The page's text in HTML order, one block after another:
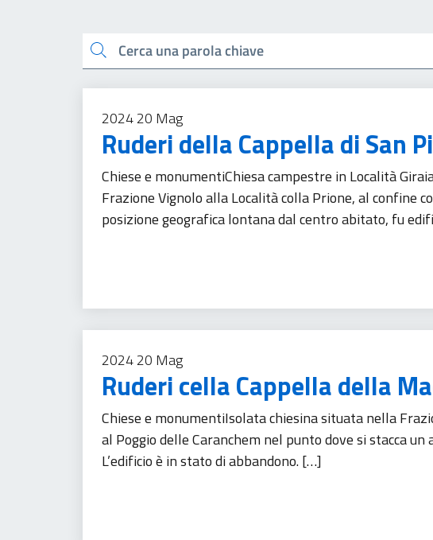
Cerca una parola chiave
202420 Mag
Ruderi della Cappella di San
Chiese e monumentiChiesa campestre in Località
Frazione Vignolo alla Località colla Prione, al confine
posizione geografica lontana dal centro abitato, fu
202420 Mag
Ruderi cella Cappella della
Chiese e monumentiIsolata chiesina situata nella
al Poggio delle Caranchem nel punto dove si stacca
L’edificio è in stato di abbandono. […]